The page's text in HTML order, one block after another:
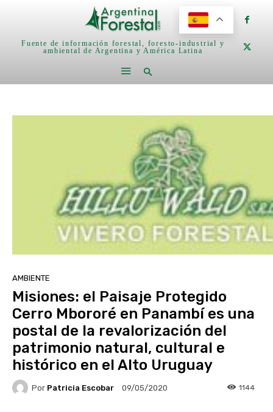
Fuente de información forestal, foresto-industrial y
ambiental de Argentina y América Latina
AMBIENTE
Misiones: el Paisaje Protegido
Cerro Mbororé en Panambí es una
postal de la revalorización del
patrimonio natural, cultural e
histórico en el Alto Uruguay
Por Patricia Escobar 09/05/2020 1144